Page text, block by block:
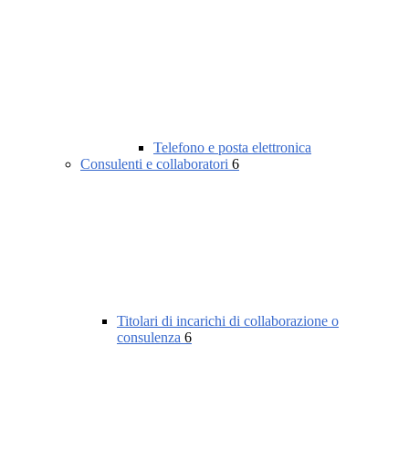
Telefono e posta elettronica
Consulenti e collaboratori 6
Titolari di incarichi di collaborazione o
consulenza 6